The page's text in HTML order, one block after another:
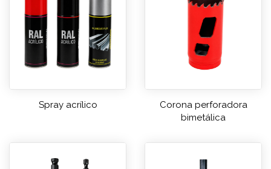
Spray acrílico
Corona perforadora
bimetálica